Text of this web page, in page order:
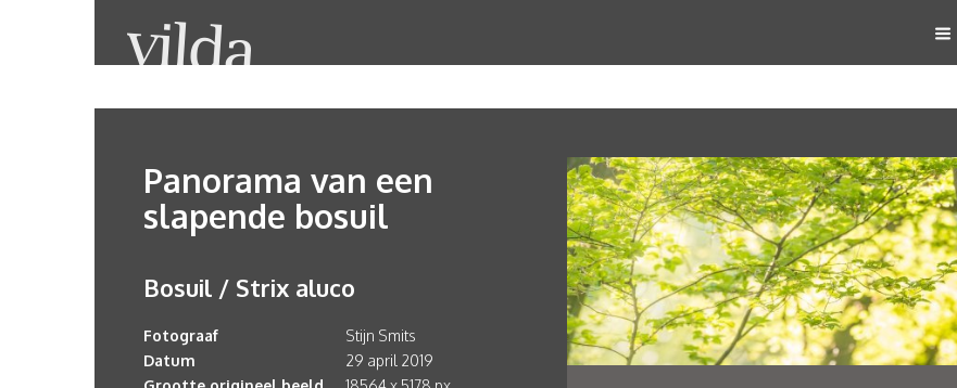
Panorama van een
slapende bosuil
Bosuil / Strix aluco
Fotograaf
Stijn Smits
Datum
29 april 2019